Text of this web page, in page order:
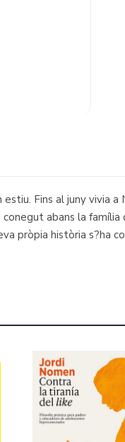
Fins al juny vivia a
abans la família
pròpia història s?ha